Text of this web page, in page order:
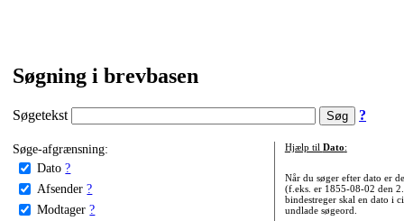
Søgning i brevbasen
Søgetekst ?
Søge-afgrænsning:
Dato ?
Afsender ?
Modtager ?
Hjælp til Dato:
Når du søger efter dato er
(f.eks. er 1855-08-02 den
bindestreger skal en dato i
undlade søgeord.